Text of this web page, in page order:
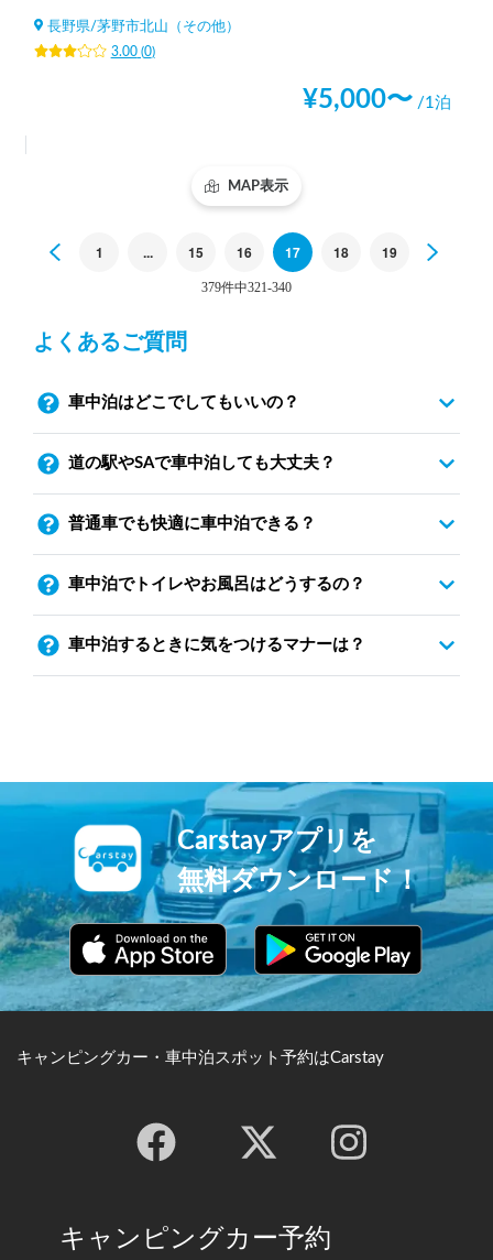
長野県/茅野市北山（その他）
3.00(0)
¥5,000〜 /1泊
MAP表示
Previous
1 ... 15 16 17 18 19
379件中321-340
よくあるご質問
車中泊はどこでしてもいいの？
道の駅やSAで車中泊しても大丈夫？
普通車でも快適に車中泊できる？
車中泊でトイレやお風呂はどうするの？
車中泊するときに気をつけるマナーは？
Carstayアプリを
無料ダウンロード！
キャンピングカー・車中泊スポット予約はCarstay
キャンピングカー予約